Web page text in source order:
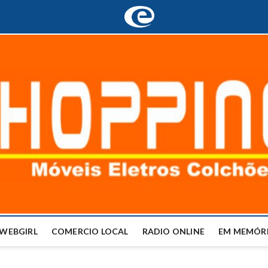
COMERCIO LOCAL RADIO ONLINE EM